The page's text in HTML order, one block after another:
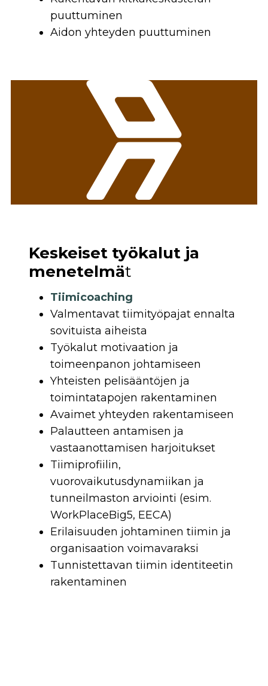
puuttuminen
Aidon yhteyden puuttuminen
Keskeiset työkalut ja
menetelmät
Tiimicoaching
Valmentavat tiimityöpajat ennalta
sovituista aiheista
Työkalut motivaation ja
toimeenpanon johtamiseen
Yhteisten pelisääntöjen ja
toimintatapojen rakentaminen
Avaimet yhteyden rakentamiseen
Palautteen antamisen ja
vastaanottamisen harjoitukset
Tiimiprofiilin,
vuorovaikutusdynamiikan ja
tunneilmaston arviointi (esim.
WorkPlaceBig5, EECA)
Erilaisuuden johtaminen tiimin ja
organisaation voimavaraksi
Tunnistettavan tiimin identiteetin
rakentaminen